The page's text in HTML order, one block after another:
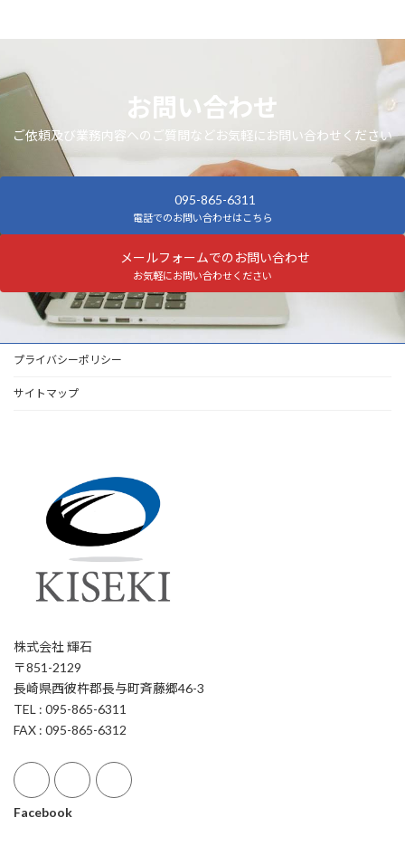
お問い合わせ
ご依頼及び業務内容へのご質問などお気軽にお問い合わせください
095-865-6311
電話でのお問い合わせはこちら
メールフォームでのお問い合わせ
お気軽にお問い合わせください
プライバシーポリシー
サイトマップ
株式会社 輝石
〒851-2129
長崎県西彼杵郡長与町斉藤郷46-3
TEL : 095-865-6311
FAX : 095-865-6312
Facebook